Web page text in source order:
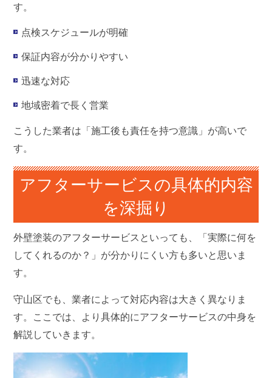
す。
点検スケジュールが明確
保証内容が分かりやすい
迅速な対応
地域密着で長く営業
こうした業者は「施工後も責任を持つ意識」が高いで
す。
アフターサービスの具体的内容
を深掘り
外壁塗装のアフターサービスといっても、「実際に何を
してくれるのか？」が分かりにくい方も多いと思いま
す。
守山区でも、業者によって対応内容は大きく異なりま
す。ここでは、より具体的にアフターサービスの中身を
解説していきます。